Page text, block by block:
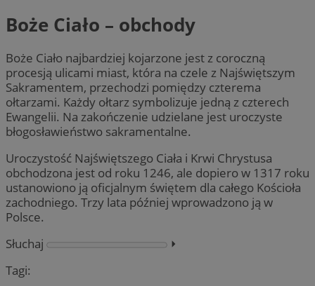
Boże Ciało – obchody
Boże Ciało najbardziej kojarzone jest z coroczną
procesją ulicami miast, która na czele z Najświętszym
Sakramentem, przechodzi pomiędzy czterema
ołtarzami. Każdy ołtarz symbolizuje jedną z czterech
Ewangelii. Na zakończenie udzielane jest uroczyste
błogosławieństwo sakramentalne.
Uroczystość Najświętszego Ciała i Krwi Chrystusa
obchodzona jest od roku 1246, ale dopiero w 1317 roku
ustanowiono ją oficjalnym świętem dla całego Kościoła
zachodniego. Trzy lata później wprowadzono ją w
Polsce.
Słuchaj
⏵︎
Tagi: